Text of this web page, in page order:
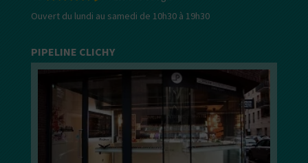
Ouvert du lundi au samedi de 10h30 à 19h30
PIPELINE CLICHY